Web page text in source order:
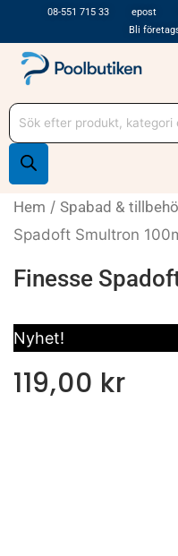
till
innehåll
08-551 715 33 epost
Bli
Produktsökning
Hem / Spabad &
Spadoft Smultron
Finesse
Nyhet!
119,00 kr